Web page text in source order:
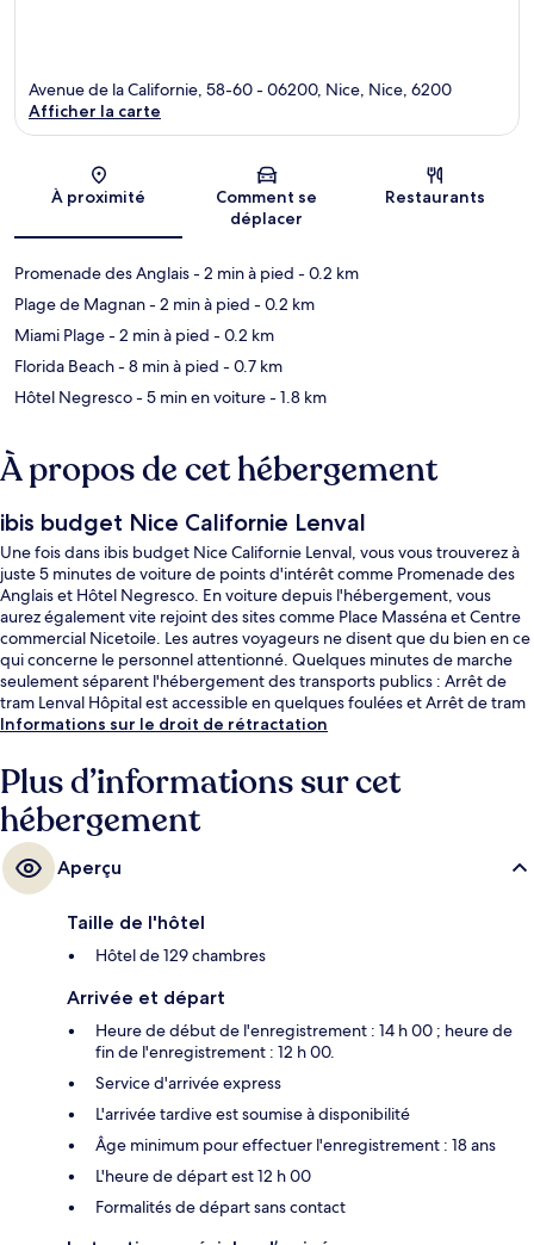
Carte
Avenue de la Californie, 58-60 - 06200, Nice, Nice, 6200
Afficher la carte
À proximité
Comment se
déplacer
Restaurants
Promenade des Anglais- 2 min à pied - 0.2 km
Plage de Magnan- 2 min à pied - 0.2 km
Miami Plage- 2 min à pied - 0.2 km
Florida Beach- 8 min à pied - 0.7 km
Hôtel Negresco- 5 min en voiture- 1.8 km
À propos de cet hébergement
ibis budget Nice Californie Lenval
Une fois dans ibis budget Nice Californie Lenval, vous vous trouverez à
juste 5 minutes de voiture de points d'intérêt comme Promenade des
Anglais et Hôtel Negresco. En voiture depuis l'hébergement, vous
aurez également vite rejoint des sites comme Place Masséna et Centre
commercial Nicetoile. Les autres voyageurs ne disent que du bien en ce
qui concerne le personnel attentionné. Quelques minutes de marche
seulement séparent l'hébergement des transports publics : Arrêt de
tram Lenval Hôpital est accessible en quelques foulées et Arrêt de tram
Fabron se situe à 5 min à pied.
Informations sur le droit de rétractation
Plus d’informations sur cet
hébergement
Aperçu
Taille de l'hôtel
Hôtel de 129 chambres
Arrivée et départ
Heure de début de l'enregistrement : 14 h 00 ; heure de
fin de l'enregistrement : 12 h 00.
Service d'arrivée express
L'arrivée tardive est soumise à disponibilité
Âge minimum pour effectuer l'enregistrement : 18 ans
L'heure de départ est 12 h 00
Formalités de départ sans contact